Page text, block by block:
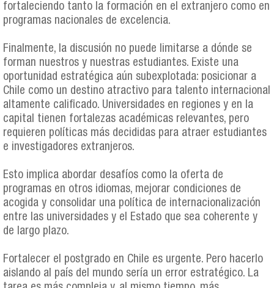
fortaleciendo tanto la formación en el extranjero como en
programas nacionales de excelencia.
Finalmente, la discusión no puede limitarse a dónde se
forman nuestros y nuestras estudiantes. Existe una
oportunidad estratégica aún subexplotada: posicionar a
Chile como un destino atractivo para talento internacional
altamente calificado. Universidades en regiones y en la
capital tienen fortalezas académicas relevantes, pero
requieren políticas más decididas para atraer estudiantes
e investigadores extranjeros.
Esto implica abordar desafíos como la oferta de
programas en otros idiomas, mejorar condiciones de
acogida y consolidar una política de internacionalización
entre las universidades y el Estado que sea coherente y
de largo plazo.
Fortalecer el postgrado en Chile es urgente. Pero hacerlo
aislando al país del mundo sería un error estratégico. La